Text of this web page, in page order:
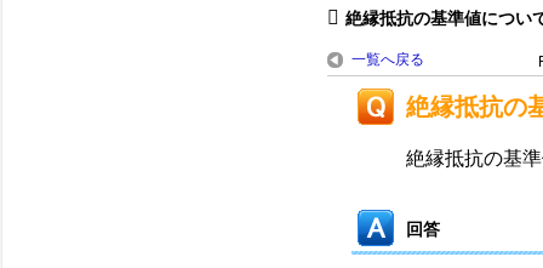
絶縁抵抗の基準値につい
一覧へ戻る
絶縁抵抗の
絶縁抵抗の基
回答